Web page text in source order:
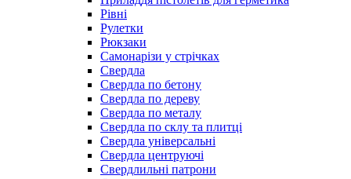
Рівні
Рулетки
Рюкзаки
Самонарізи у стрічках
Свердла
Свердла по бетону
Свердла по дереву
Свердла по металу
Свердла по склу та плитці
Свердла універсальні
Свердла центруючі
Свердлильні патрони